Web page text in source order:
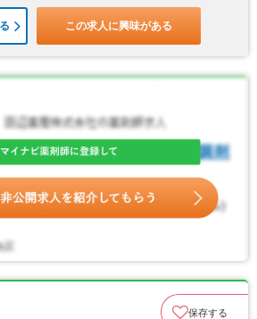
この求人に興味がある
保存する